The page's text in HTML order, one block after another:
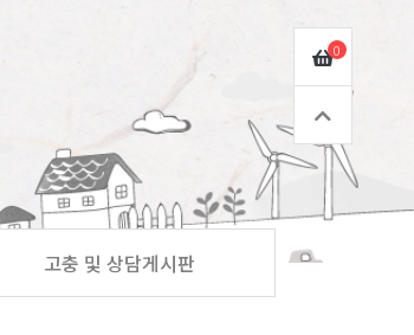
고충 및 상담게시판
0